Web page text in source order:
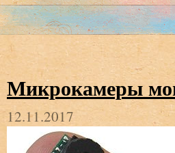
Микрокамеры
12.11.2017